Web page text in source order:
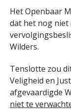
Het Openbaar
dat het nog niet
Wilders.
Tenslotte zou
Veligheid en
afgevaardigde
niet te